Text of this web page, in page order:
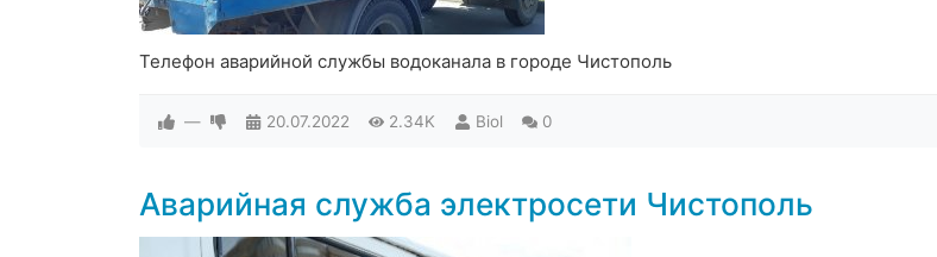
Телефон аварийной службы водоканала в городе Чистополь
— 20.07.2022 2.34K Biol 0
Аварийная служба электросети Чистополь